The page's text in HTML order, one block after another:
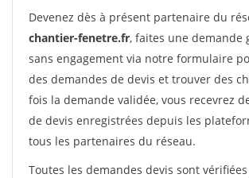
Devenez dès à présent partenaire du
chantier-fenetre.fr, faites une demande
sans engagement via notre formulaire
des demandes de devis et trouver des
fois la demande validée, vous recevrez
de devis enregistrées depuis les
tous les partenaires du réseau.
Toutes les demandes devis sont